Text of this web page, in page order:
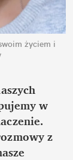
życiem i
w
z